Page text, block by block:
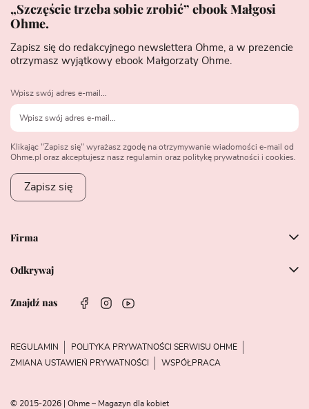
Firma
Odkrywaj
Znajdź nas
„Szczęście trzeba sobie zrobić” ebook Małgosi
Ohme.
Zapisz się do redakcyjnego newslettera Ohme, a w prezencie
otrzymasz wyjątkowy ebook Małgorzaty Ohme.
Wpisz swój adres e-mail...
Klikając "Zapisz się" wyrażasz zgodę na otrzymywanie wiadomości e-mail od
Ohme.pl oraz akceptujesz nasz regulamin oraz politykę prywatności i cookies.
Zapisz się
REGULAMIN
POLITYKA PRYWATNOŚCI SERWISU OHME
ZMIANA USTAWIEŃ PRYWATNOŚCI
WSPÓŁPRACA
© 2015-2026 | Ohme – Magazyn dla kobiet